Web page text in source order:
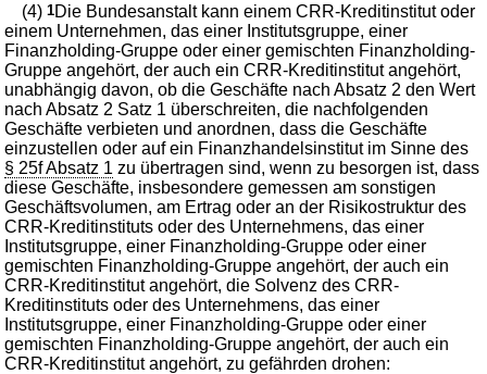
(4)1Die Bundesanstalt kann einem CRR-Kreditinstitut oder
einem Unternehmen, das einer Institutsgruppe, einer
Finanzholding-Gruppe oder einer gemischten Finanzholding-
Gruppe angehört, der auch ein CRR-Kreditinstitut angehört,
unabhängig davon, ob die Geschäfte nach Absatz 2 den Wert
nach Absatz 2 Satz 1 überschreiten, die nachfolgenden
Geschäfte verbieten und anordnen, dass die Geschäfte
einzustellen oder auf ein Finanzhandelsinstitut im Sinne des
§ 25f Absatz 1 zu übertragen sind, wenn zu besorgen ist, dass
diese Geschäfte, insbesondere gemessen am sonstigen
Geschäftsvolumen, am Ertrag oder an der Risikostruktur des
CRR-Kreditinstituts oder des Unternehmens, das einer
Institutsgruppe, einer Finanzholding-Gruppe oder einer
gemischten Finanzholding-Gruppe angehört, der auch ein
CRR-Kreditinstitut angehört, die Solvenz des CRR-
Kreditinstituts oder des Unternehmens, das einer
Institutsgruppe, einer Finanzholding-Gruppe oder einer
gemischten Finanzholding-Gruppe angehört, der auch ein
CRR-Kreditinstitut angehört, zu gefährden drohen: